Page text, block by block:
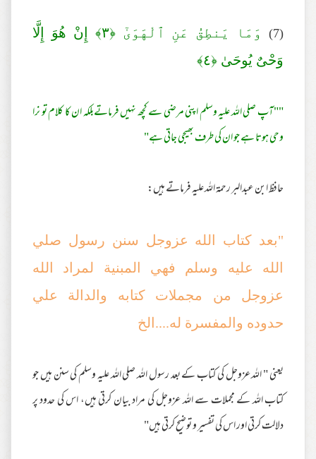
(7)
وَمَا يَنطِقُ عَنِ ٱلْهَوَىٰٓ ﴿٣﴾ إِنْ هُوَ إِلَّا
وَحْىٌ يُوحَىٰ ﴿٤﴾
""آپ صلی اللہ علیہ وسلم اپنی مرضی سے کچھ نہیں فرماتےبلکہ ان کا کلام تو نرا
وحی ہوتا ہے جو ان کی طرف بھیجی جاتی ہے"
حافظ ابن عبدالبر رحمۃ اللہ علیہ فرماتے ہیں:
"بعد كتاب الله عزوجل سنن رسول صلي
الله عليه وسلم فهي المبنية لمراد الله
عزوجل من مجملات كتابه والدالة علي
حدوده والمفسرة له....الخ
یعنی " اللہ عزوجل کی کتاب کے بعد رسول اللہ صلی اللہ علیہ وسلم کی سنن ہیں جو
کتاب اللہ کے مجملات سے اللہ عزوجل کی مراد بیان کرتی ہیں، اس کی حدود پر
دلالت کرتی اور اس کی تفسیر و توضیح کرتی ہیں"